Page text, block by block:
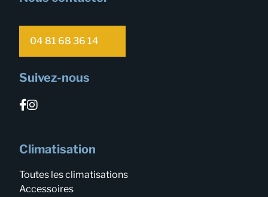
04 81 68 36 14
Suivez-nous
Climatisation
Toutes les climatisations
Accessoires